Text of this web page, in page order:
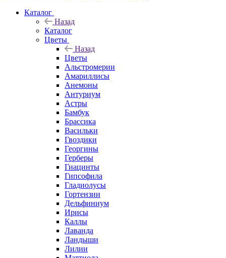
Каталог
Назад
Каталог
Цветы
Назад
Цветы
Альстромерии
Амариллисы
Анемоны
Антуриум
Астры
Бамбук
Брассика
Васильки
Гвоздики
Георгины
Герберы
Гиацинты
Гипсофила
Гладиолусы
Гортензии
Дельфиниум
Ирисы
Каллы
Лаванда
Ландыши
Лилии